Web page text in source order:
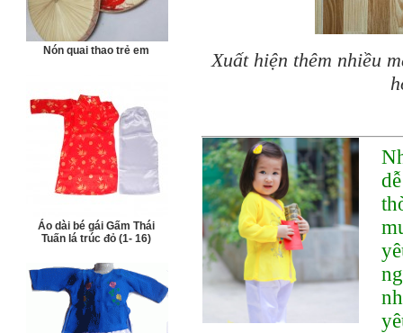
Xuất hiện thêm nhiều
Nón quai thao trẻ em
Áo dài bé gái Gấm Thái
Tuấn lá trúc đỏ (1- 16)